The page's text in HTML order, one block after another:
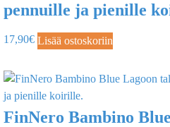
pennuille ja pienille
17,90€ Lisää ostoskoriin
FinNero Bambino